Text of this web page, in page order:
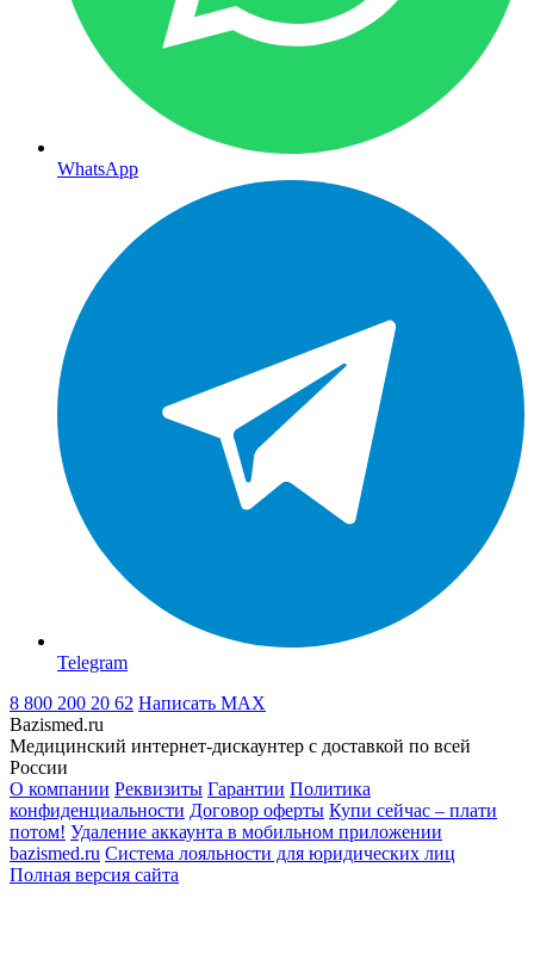
WhatsApp
Telegram
8 800 200 20 62 Написать MAX
Bazismed.ru
Медицинский интернет-дискаунтер с доставкой по всей
России
О компании Реквизиты Гарантии Политика
конфиденциальности Договор оферты Купи сейчас – плати
потом! Удаление аккаунта в мобильном приложении
bazismed.ru Система лояльности для юридических лиц
Полная версия сайта